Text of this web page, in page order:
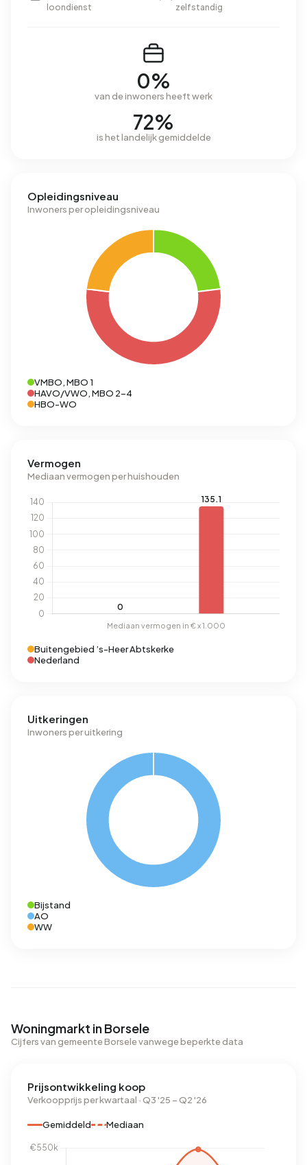
loondienst zelfstandig
0%
van de inwoners heeft werk
72%
is het landelijk gemiddelde
Opleidingsniveau
Inwoners per opleidingsniveau
VMBO, MBO 1
HAVO/VWO, MBO 2-4
HBO-WO
Vermogen
Mediaan vermogen per huishouden
Buitengebied ’s-Heer Abtskerke
Nederland
Uitkeringen
Inwoners per uitkering
Bijstand
AO
WW
Woningmarkt in Borsele
Cijfers van gemeente Borsele vanwege beperkte data
Prijsontwikkeling koop
Verkoopprijs per kwartaal · Q3 '25 – Q2 '26
Gemiddeld Mediaan